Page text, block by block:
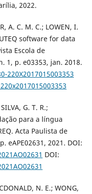
2022.
A. C. M. C.; LOWEN, I.
software for data
Escola de
1, p. e03353, jan. 2018.
220X2017015003353
G. T. R.;
para a língua
Acta Paulista de
eAPE02631, 2021. DOI:
DOI:
N. E.; WONG,